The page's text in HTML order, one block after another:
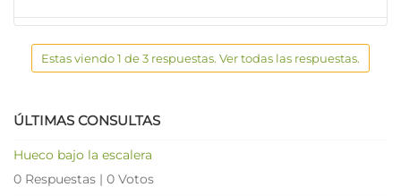
Estas viendo 1 de 3 respuestas. Ver todas las respuestas.
ÚLTIMAS CONSULTAS
Hueco bajo la escalera
0 Respuestas | 0 Votos